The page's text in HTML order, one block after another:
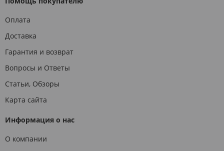
Оплата
Доставка
Гарантия и возврат
Вопросы и Ответы
Статьи, Обзоры
Карта сайта
Информация о нас
О компании